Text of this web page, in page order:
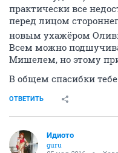
практически все
перед лицом
новым ухажёром
Всем можно
Мишелем, но этому
В общем спасибки
ОТВЕТИТЬ
Идиото
guru